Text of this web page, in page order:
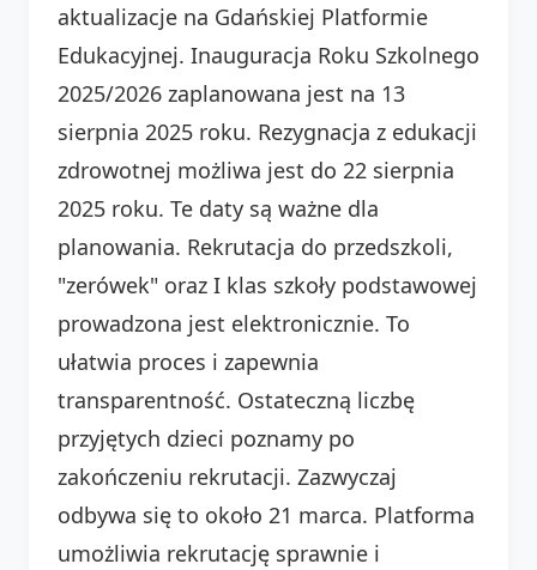
aktualizacje na Gdańskiej Platformie
Edukacyjnej. Inauguracja Roku Szkolnego
2025/2026 zaplanowana jest na 13
sierpnia 2025 roku. Rezygnacja z edukacji
zdrowotnej możliwa jest do 22 sierpnia
2025 roku. Te daty są ważne dla
planowania. Rekrutacja do przedszkoli,
"zerówek" oraz I klas szkoły podstawowej
prowadzona jest elektronicznie. To
ułatwia proces i zapewnia
transparentność. Ostateczną liczbę
przyjętych dzieci poznamy po
zakończeniu rekrutacji. Zazwyczaj
odbywa się to około 21 marca. Platforma
umożliwia rekrutację sprawnie i